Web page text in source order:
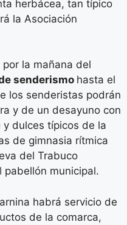
herbácea, tan típico
la Asociación
la mañana del
senderismo hasta el
los senderistas podrán
y de un desayuno con
dulces típicos de la
de gimnasia rítmica
del Trabuco
pabellón municipal.
habrá servicio de
de la comarca,